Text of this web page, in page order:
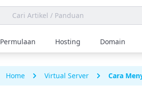
Permulaan Hosting Domain
Home Virtual Server Cara